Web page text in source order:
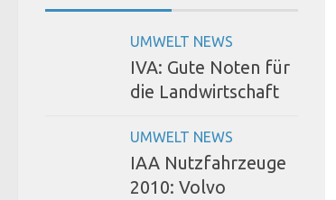
UMWELT NEWS
IVA: Gute Noten für
die Landwirtschaft
UMWELT NEWS
IAA Nutzfahrzeuge
2010: Volvo